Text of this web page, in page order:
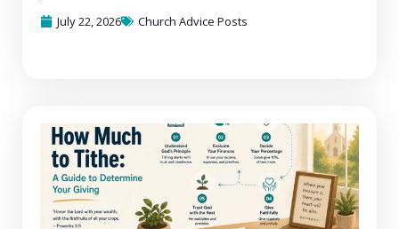
July 22, 2026
Church Advice Posts